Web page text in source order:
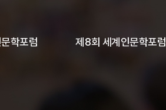
학포럼 제8회 세계인문학포럼